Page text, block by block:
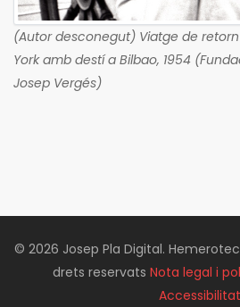
(Autor desconegut) Viatge de
York amb destí a Bilbao, 1954
Josep Vergés)
© 2026 Josep Pla Digital.
drets reservats Nota legal i
Accessibilitat